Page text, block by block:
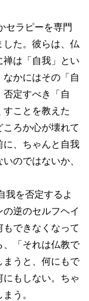
セラピーを専門
た。彼らは、仏
は「自我」とい
かにはその「自
定すべき「自
ことを教えた
ろか心が壊れて
に、ちゃんと自我
のではないか、
を否定するよ
逆のセルフヘイ
もできなくなって
、「それは仏教で
うと、何にもで
もしない。ちゃ
う。